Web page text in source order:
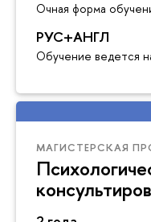
Очная форма
РУС+АНГЛ
Обучение ведется
МАГИСТЕРСКАЯ